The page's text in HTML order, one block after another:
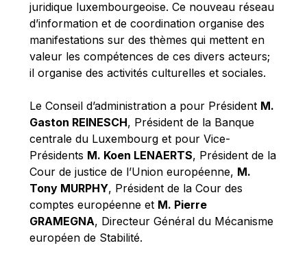
Nobuo Tanaka
Otmar Issing
Paolo Mengozzi
Paschal Donohoe
Pat Cox
Patrizia Nanz
Philippe Maystadt
Pierre Gramegna
Richard Pelly
Robert Goebbels
Robert REYNDERS
juridique luxembourgeoise. Ce nouveau réseau
d’information et de coordination organise des
manifestations sur des thèmes qui mettent en
valeur les compétences de ces divers acteurs;
il organise des activités culturelles et sociales.
Le Conseil d’administration a pour Président M.
Gaston REINESCH, Président de la Banque
centrale du Luxembourg et pour Vice-
Présidents M. Koen LENAERTS, Président de la
Cour de justice de l’Union européenne, M.
Tony MURPHY, Président de la Cour des
comptes européenne et M. Pierre
GRAMEGNA, Directeur Général du Mécanisme
européen de Stabilité.